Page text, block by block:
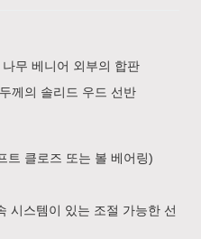
무 베니어 외부의 합판
께의 솔리드 우드 선반
트 클로즈 또는 볼 베어링)
시스템이 있는 조절 가능한 선